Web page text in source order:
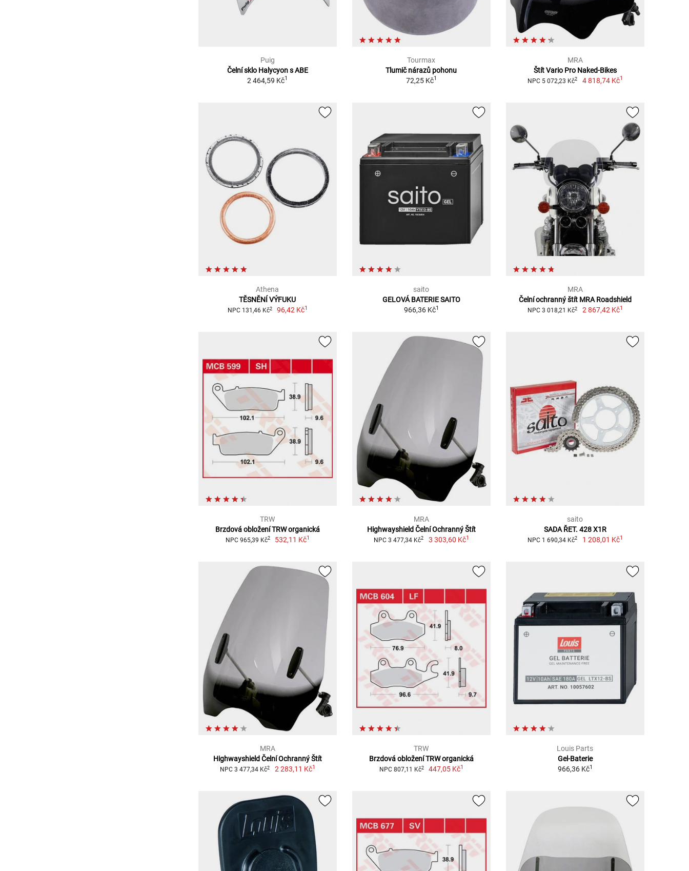
Puig
Čelní sklo Halycyon s ABE
2 464,59 Kč1
Tourmax
Tlumič nárazů pohonu
72,25 Kč1
MRA
Štít Vario Pro Naked-Bikes
NPC 5 072,23 Kč2 4 818,74 Kč1
Athena
TĚSNĚNÍ VÝFUKU
NPC 131,46 Kč2 96,42 Kč1
saito
GELOVÁ BATERIE SAITO
966,36 Kč1
MRA
Čelní ochranný štít MRA Roadshield
NPC 3 018,21 Kč2 2 867,42 Kč1
TRW
Brzdová obložení TRW organická
NPC 965,39 Kč2 532,11 Kč1
MRA
Highwayshield Čelní Ochranný Štít
NPC 3 477,34 Kč2 3 303,60 Kč1
saito
SADA ŘET. 428 X1R
NPC 1 690,34 Kč2 1 208,01 Kč1
MRA
Highwayshield Čelní Ochranný Štít
NPC 3 477,34 Kč2 2 283,11 Kč1
TRW
Brzdová obložení TRW organická
NPC 807,11 Kč2 447,05 Kč1
Louis Parts
Gel-Baterie
966,36 Kč1